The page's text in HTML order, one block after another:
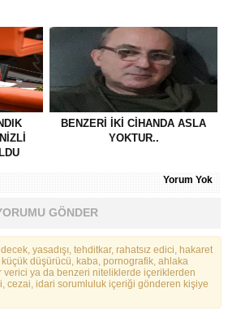
BENZERI IKI CIHANDA ASLA
YOKTUR..
Yorum Yok
GÖNDER
yasadışı, tehditkar, rahatsız edici, hakaret
küçük düşürücü, kaba, pornografik, ahlaka
verici ya da benzeri niteliklerde içeriklerden
cezai, idari sorumluluk içeriği gönderen kişiye